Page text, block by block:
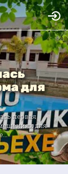
для
первая
для